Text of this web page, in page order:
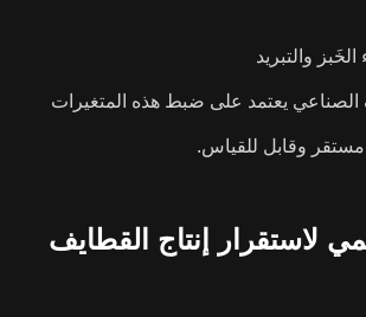
الخَبز والتبريد
الصناعي يعتمد على ضبط هذه المتغيرات
وقابل للقياس.
لاستقرار إنتاج القطايف